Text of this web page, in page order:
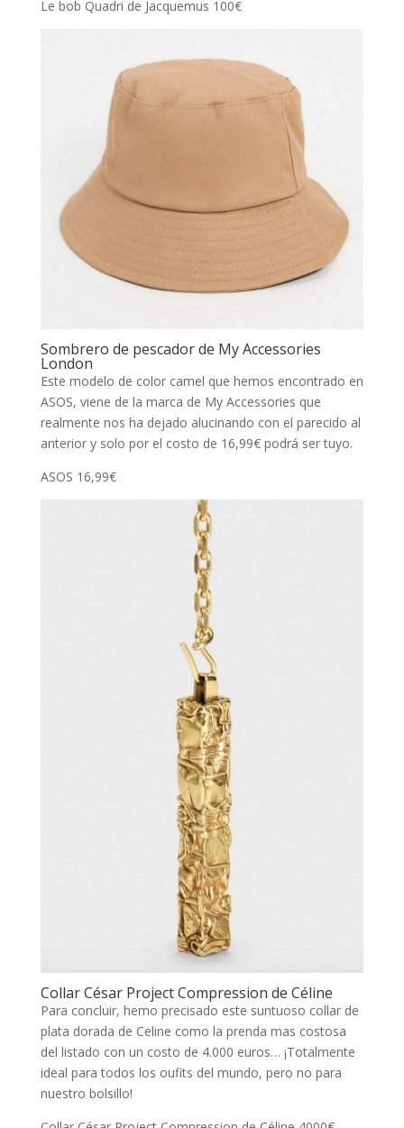
Le bob Quadri de Jacquemus 100€
Sombrero de pescador de My Accessories
London
Este modelo de color camel que hemos encontrado en
ASOS, viene de la marca de My Accessories que
realmente nos ha dejado alucinando con el parecido al
anterior y solo por el costo de 16,99€ podrá ser tuyo.
ASOS 16,99€
Collar César Project Compression de Céline
Para concluir, hemo precisado este suntuoso collar de
plata dorada de Celine como la prenda mas costosa
del listado con un costo de 4.000 euros… ¡Totalmente
ideal para todos los oufits del mundo, pero no para
nuestro bolsillo!